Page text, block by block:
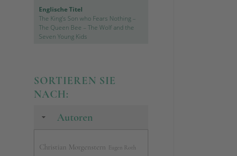
Englische Titel
The King’s Son who Fears Nothing –
The Queen Bee – The Wolf and the
Seven Young Kids
SORTIEREN SIE
NACH:
Autoren
Christian Morgenstern Eugen Roth